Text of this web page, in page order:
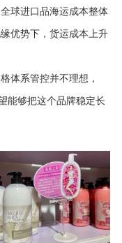
球进口品海运成本整体
优势下，货运成本上升
体系管控并不理想，
能够把这个品牌稳定长